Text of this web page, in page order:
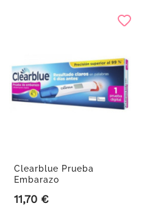
Clearblue Prueba
Embarazo
Precio
11,70 €